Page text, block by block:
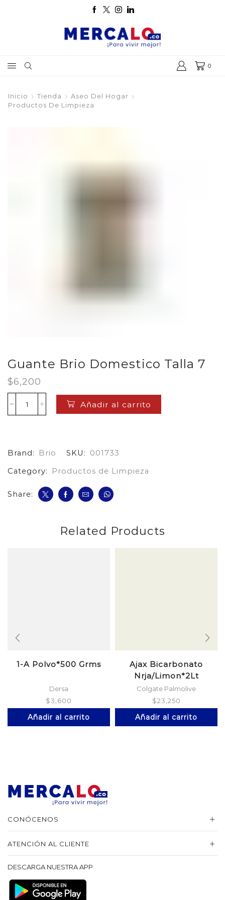
0
Inicio Tienda
Aseo Del Hogar
Productos De Limpieza
Guante Brio Domestico Talla 7
$6,200
Guante
Brio
cantidad
Añadir al carrito
Brand: Brio SKU:
001733
Category:
Productos de Limpieza
Share:
Related Products
1-A Polvo*500 Grms
Dersa
$3,600
Añadir al carrito
Ajax Bicarbonato
Nrja/Limon*2Lt
Colgate Palmolive
$23,250
Añadir al carrito
CONÓCENOS
ATENCIÓN AL CLIENTE
DESCARGA NUESTRA APP